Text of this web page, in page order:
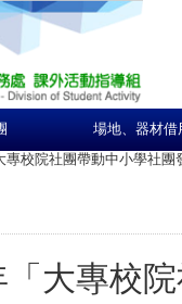
場地、器材借
專校院社團帶動中小學社
「大專校